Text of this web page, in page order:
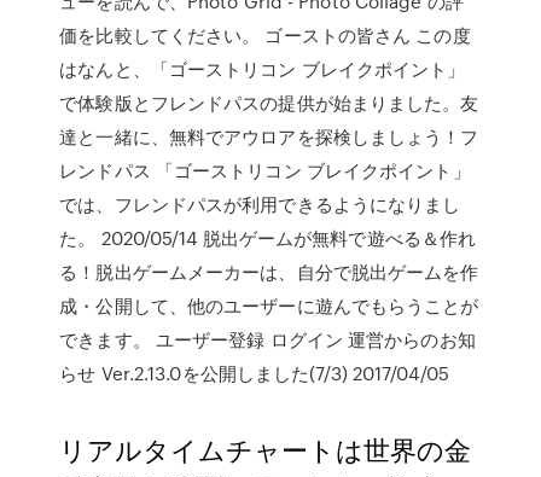
価を比較してください。 ゴーストの皆さん この度
はなんと、「ゴーストリコン ブレイクポイント」
で体験版とフレンドパスの提供が始まりました。友
達と一緒に、無料でアウロアを探検しましょう！フ
レンドパス 「ゴーストリコン ブレイクポイント」
では、フレンドパスが利用できるようになりまし
た。 2020/05/14 脱出ゲームが無料で遊べる＆作れ
る！脱出ゲームメーカーは、自分で脱出ゲームを作
成・公開して、他のユーザーに遊んでもらうことが
できます。 ユーザー登録 ログイン 運営からのお知
らせ Ver.2.13.0を公開しました(7/3) 2017/04/05
リアルタイムチャートは世界の金